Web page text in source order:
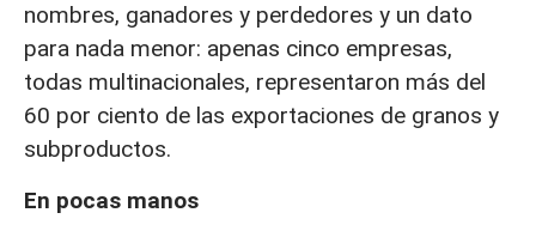
nombres, ganadores y perdedores y un dato
para nada menor: apenas cinco empresas,
todas multinacionales, representaron más del
60 por ciento de las exportaciones de granos y
subproductos.
En pocas manos